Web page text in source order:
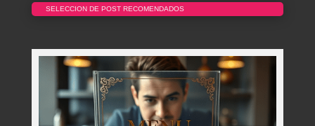
SELECCION DE POST RECOMENDADOS